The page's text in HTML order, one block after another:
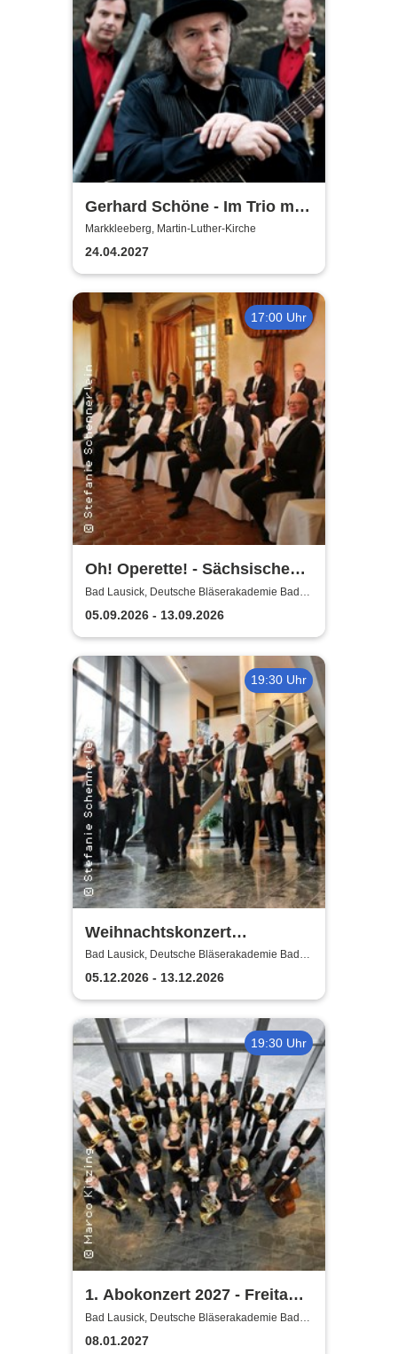
Gerhard Schöne - Im Trio mit
Orgel & Sax: Ich öffne die Tür
weit am Abend
Markkleeberg, Martin-Luther-Kirche
24.04.2027
17:00 Uhr
Oh! Operette! - Sächsische
Bläserphilharmonie
Bad Lausick, Deutsche Bläserakademie Bad
Lausick
05.09.2026 - 13.09.2026
19:30 Uhr
Weihnachtskonzert
Adventsglühen - Sächsische
Bläserphilharmonie
Bad Lausick, Deutsche Bläserakademie Bad
Lausick
05.12.2026 - 13.12.2026
19:30 Uhr
1. Abokonzert 2027 - Freitag |
Sächsische
Bläserphilharmonie
Bad Lausick, Deutsche Bläserakademie Bad
Lausick
08.01.2027